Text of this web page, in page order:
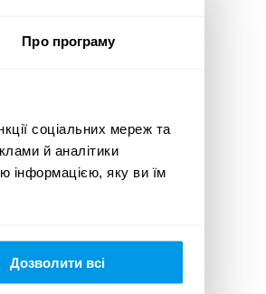
Про програму
соціальних мереж та
й аналітики
інформацією, яку ви їм
Дозволити всі